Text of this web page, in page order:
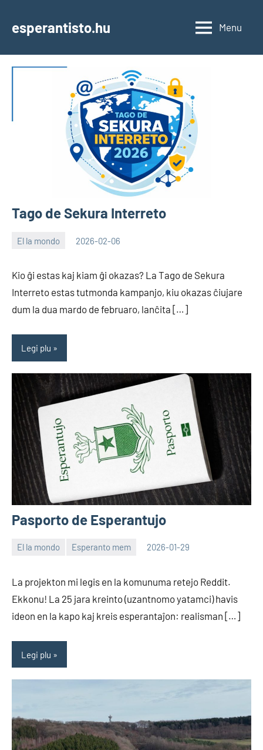
esperantisto.hu Menu
Tago de Sekura Interreto
El la mondo 2026-02-06
Kio ĝi estas kaj kiam ĝi okazas? La Tago de Sekura
Interreto estas tutmonda kampanjo, kiu okazas ĉiujare
dum la dua mardo de februaro, lanĉita […]
Legi plu
Pasporto de Esperantujo
El la mondo Esperanto mem 2026-01-29
La projekton mi legis en la komunuma retejo Reddit.
Ekkonu! La 25 jara kreinto (uzantnomo yatamci) havis
ideon en la kapo kaj kreis esperantaĵon: realisman […]
Legi plu